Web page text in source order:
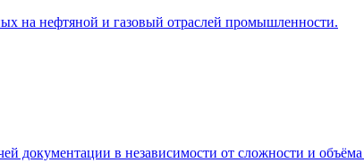
на нефтяной и газовый отраслей промышленности.
документации в независимости от сложности и объёма